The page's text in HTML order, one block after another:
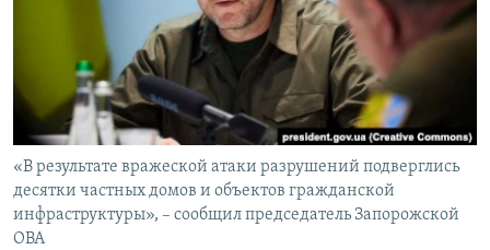
ПОБЕДИТЕЛЕЙ НЕ СУДЯТ?
КРЫМ.НЕПОКОРЕННЫЙ
ELIFBE
УКРАИНСКАЯ ПРОБЛЕМА КРЫМА
ПРИСОЕДИНЯЙТЕСЬ!
Все сайты RFE/RL
«В результате вражеской атаки разрушений подверглись
десятки частных домов и объектов гражданской
инфраструктуры», – сообщил председатель Запорожской
ОВА